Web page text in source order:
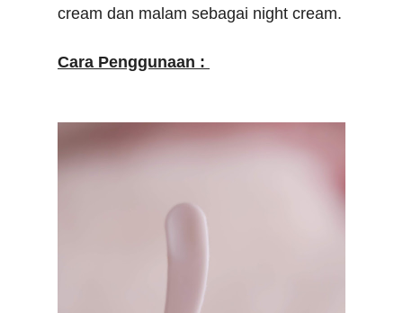
cream dan malam sebagai night cream.
Cara Penggunaan :